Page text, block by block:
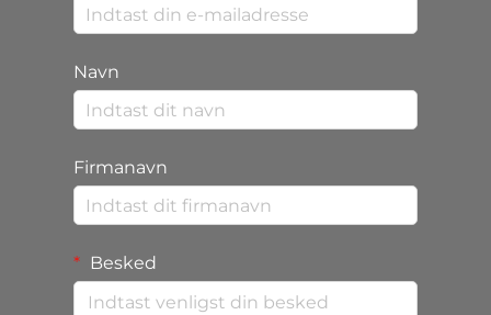
Navn
Firmanavn
Besked